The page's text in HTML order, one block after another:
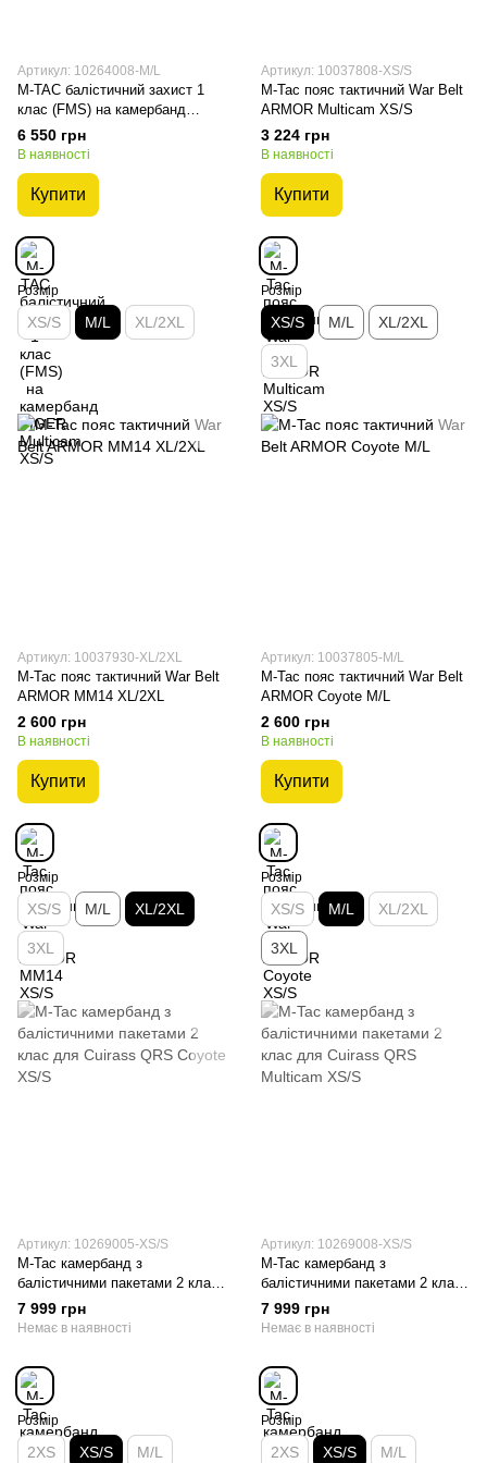
Артикул: 10264008-M/L
M-TAC балістичний захист 1
клас (FMS) на камербанд
TIGER Multicam M/L
6 550 грн
В наявності
Купити
Розмір
XS/S M/L XL/2XL
Артикул: 10037808-XS/S
M-Tac пояс тактичний War Belt
ARMOR Multicam XS/S
3 224 грн
В наявності
Купити
Розмір
XS/S M/L XL/2XL
3XL
Артикул: 10037930-XL/2XL
M-Tac пояс тактичний War Belt
ARMOR MM14 XL/2XL
2 600 грн
В наявності
Купити
Розмір
XS/S M/L XL/2XL
3XL
Артикул: 10037805-M/L
M-Tac пояс тактичний War Belt
ARMOR Coyote M/L
2 600 грн
В наявності
Купити
Розмір
XS/S M/L XL/2XL
3XL
Артикул: 10269005-XS/S
M-Tac камербанд з
балістичними пакетами 2 клас
для Cuirass QRS Coyote XS/S
7 999 грн
Немає в наявності
Розмір
2XS XS/S M/L
Артикул: 10269008-XS/S
M-Tac камербанд з
балістичними пакетами 2 клас
для Cuirass QRS Multicam
XS/S
7 999 грн
Немає в наявності
Розмір
2XS XS/S M/L